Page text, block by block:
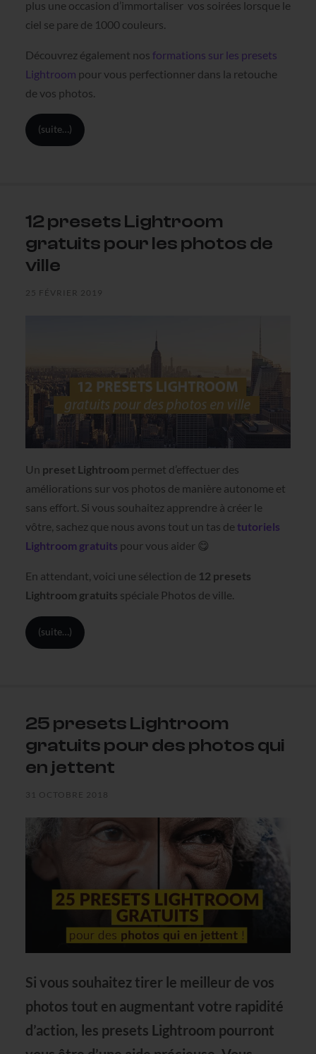
plus une occasion d’immortaliser vos soirées lorsque le
ciel se pare de 1000 couleurs.
Découvrez également nos formations sur les presets
Lightroom pour vous perfectionner dans la retouche
de vos photos.
(suite…)
12 presets Lightroom
gratuits pour les photos de
ville
25 FÉVRIER 2019
Un preset Lightroom permet d’effectuer des
améliorations sur vos photos de manière autonome et
sans effort. Si vous souhaitez apprendre à créer le
vôtre, sachez que nous avons tout un tas de tutoriels
Lightroom gratuits pour vous aider 😋
En attendant, voici une sélection de 12 presets
Lightroom gratuits spéciale Photos de ville.
(suite…)
25 presets Lightroom
gratuits pour des photos qui
en jettent
31 OCTOBRE 2018
Si vous souhaitez tirer le meilleur de vos
photos tout en augmentant votre rapidité
d’action, les presets Lightroom pourront